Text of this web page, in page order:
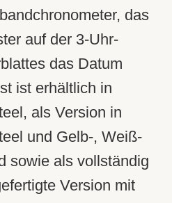
das
auf der 3‑Uhr-
das Datum
ist erhältlich in
als Version in
und Gelb-, Weiß-
sowie als vollständig
Version mit